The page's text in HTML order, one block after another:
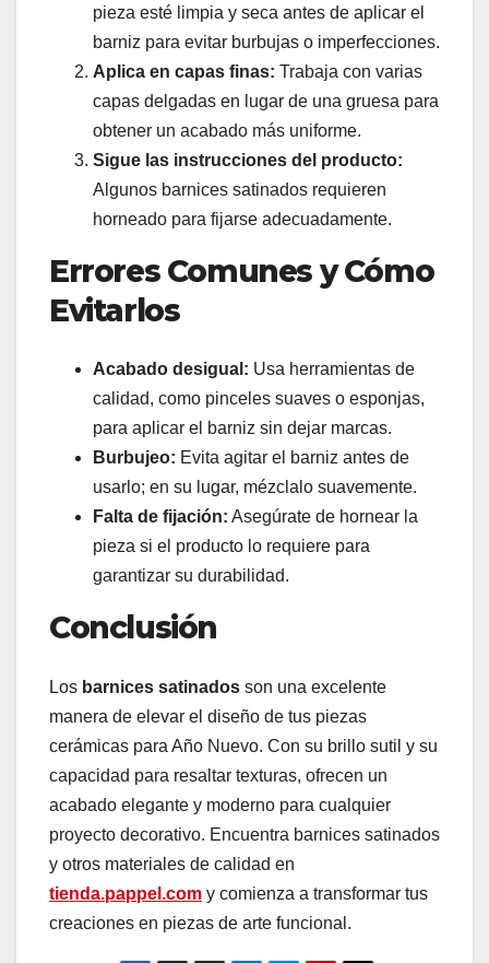
pieza esté limpia y seca antes de aplicar el
barniz para evitar burbujas o imperfecciones.
Aplica en capas finas: Trabaja con varias
capas delgadas en lugar de una gruesa para
obtener un acabado más uniforme.
Sigue las instrucciones del producto:
Algunos barnices satinados requieren
horneado para fijarse adecuadamente.
Errores Comunes y Cómo
Evitarlos
Acabado desigual: Usa herramientas de
calidad, como pinceles suaves o esponjas,
para aplicar el barniz sin dejar marcas.
Burbujeo: Evita agitar el barniz antes de
usarlo; en su lugar, mézclalo suavemente.
Falta de fijación: Asegúrate de hornear la
pieza si el producto lo requiere para
garantizar su durabilidad.
Conclusión
Los barnices satinados son una excelente
manera de elevar el diseño de tus piezas
cerámicas para Año Nuevo. Con su brillo sutil y su
capacidad para resaltar texturas, ofrecen un
acabado elegante y moderno para cualquier
proyecto decorativo. Encuentra barnices satinados
y otros materiales de calidad en
tienda.pappel.com y comienza a transformar tus
creaciones en piezas de arte funcional.